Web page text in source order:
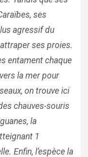
ses
agressif du
ses proies.
entament chaque
la mer pour
on trouve ici
chauves-souris
la
1
Enfin, l’espèce la